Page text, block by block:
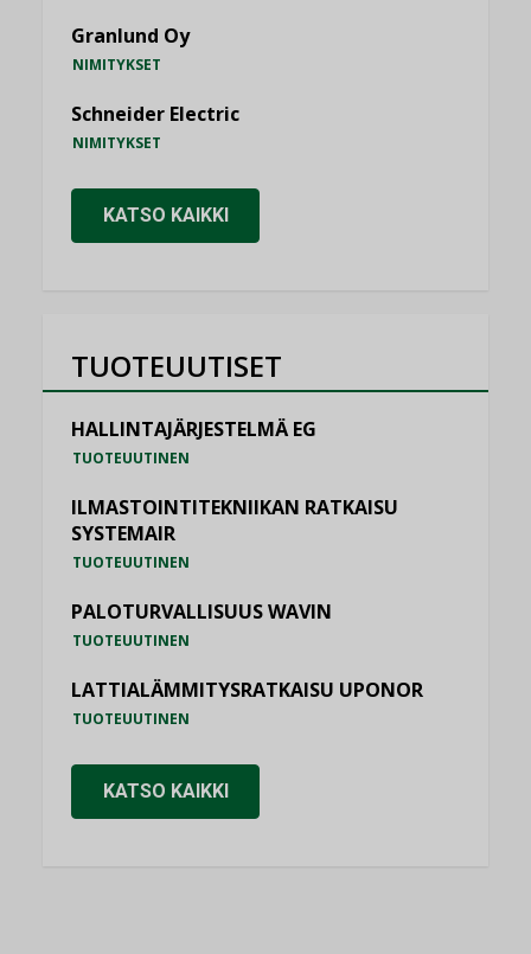
Granlund Oy
NIMITYKSET
Schneider Electric
NIMITYKSET
KATSO KAIKKI
TUOTEUUTISET
HALLINTAJÄRJESTELMÄ EG
TUOTEUUTINEN
ILMASTOINTITEKNIIKAN RATKAISU
SYSTEMAIR
TUOTEUUTINEN
PALOTURVALLISUUS WAVIN
TUOTEUUTINEN
LATTIALÄMMITYSRATKAISU UPONOR
TUOTEUUTINEN
KATSO KAIKKI